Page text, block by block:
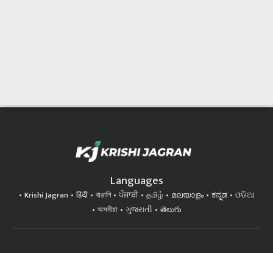
Languages
Krishi Jagran हिंदी বাঙালি ਪੰਜਾਬੀ தமிழ் മലയാളം ಕನ್ನಡ
ଓଡିଆ
অসমীয়া
ગુજરાતી తెలుగు